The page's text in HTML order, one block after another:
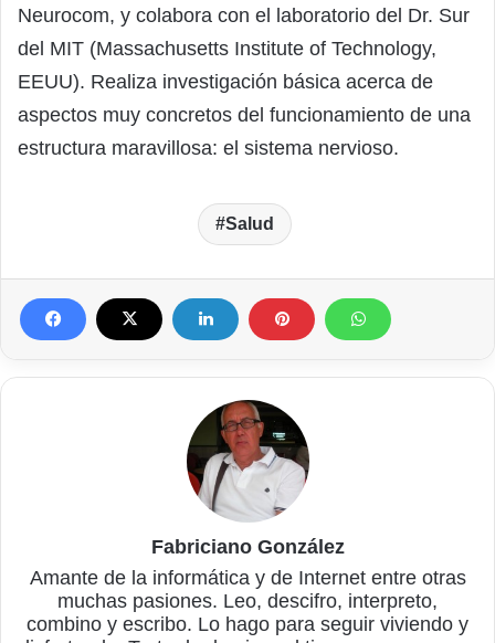
Neurocom, y colabora con el laboratorio del Dr. Sur
del MIT (Massachusetts Institute of Technology,
EEUU). Realiza investigación básica acerca de
aspectos muy concretos del funcionamiento de una
estructura maravillosa: el sistema nervioso.
Salud
Fabriciano González
Amante de la informática y de Internet entre otras
muchas pasiones. Leo, descifro, interpreto,
combino y escribo. Lo hago para seguir viviendo y